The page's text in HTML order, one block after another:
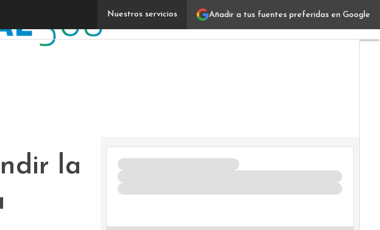
Añadir a tus fuentes preferidas en Google
Nuestros servicios
Los cinco errores que pueden hundir la estrategia cloud
la